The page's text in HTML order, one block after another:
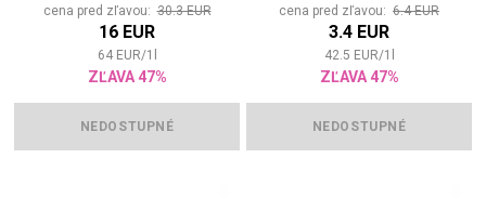
cena pred zľavou:30.3 EUR
16 EUR
64 EUR/1
ZĽAVA 47%
NEDOSTUPNÉ
cena pred zľavou: 6.4 EUR
3.4 EUR
42.5 EUR/1
ZĽAVA 47%
NEDOSTUPNÉ